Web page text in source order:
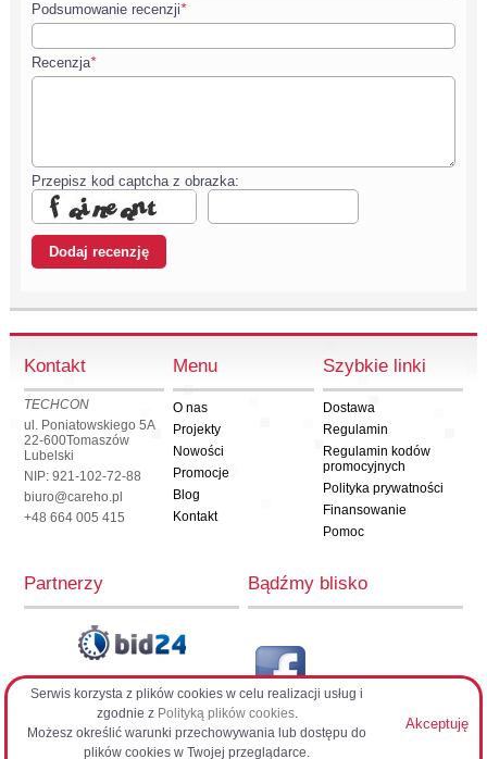
Podsumowanie recenzji*
Recenzja*
Przepisz kod captcha z obrazka:
Kontakt
TECHCON
ul. Poniatowskiego 5A
22-600Tomaszów
Lubelski
NIP: 921-102-72-88
biuro@careho.pl
+48 664 005 415
Menu
O nas
Projekty
Nowości
Promocje
Blog
Kontakt
Szybkie linki
Dostawa
Regulamin
Regulamin kodów
promocyjnych
Polityka prywatności
Finansowanie
Pomoc
Partnerzy Bądźmy blisko
CarehoPL
Akceptuję
Serwis korzysta z plików cookies w celu realizacji usług i
zgodnie z Polityką plików cookies.
Możesz określić warunki przechowywania lub dostępu do
plików cookies w Twojej przeglądarce.